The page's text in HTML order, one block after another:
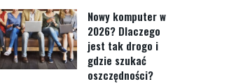
Nowy komputer w
2026? Dlaczego
jest tak drogo i
gdzie szukać
oszczędności?